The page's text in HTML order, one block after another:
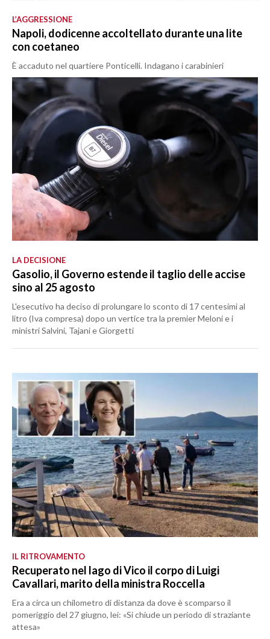
L’AGGRESSIONE
Napoli, dodicenne accoltellato durante una lite
con coetaneo
È accaduto nel quartiere Ponticelli. Indagano i carabinieri
LA DECISIONE
Gasolio, il Governo estende il taglio delle accise
sino al 25 agosto
L'esecutivo ha deciso di prolungare lo sconto di 17 centesimi al
litro (Iva compresa) dopo un vertice tra la premier Meloni e i
ministri Salvini, Tajani e Giorgetti
IL RITROVAMENTO
Recuperato nel lago di Vico il corpo di Luigi
Cavallari, marito della ministra Roccella
Era a circa un chilometro di distanza da dove è scomparso il
pomeriggio del 27 giugno, lei: «Si chiude un periodo di straziante
attesa»